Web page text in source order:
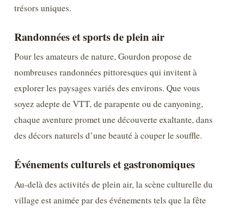
trésors uniques.
Randonnées et sports de plein air
Pour les amateurs de nature, Gourdon propose de
nombreuses randonnées pittoresques qui invitent à
explorer les paysages variés des environs. Que vous
soyez adepte de VTT, de parapente ou de canyoning,
chaque aventure promet une découverte exaltante, dans
des décors naturels d’une beauté à couper le souffle.
Événements culturels et gastronomiques
Au-delà des activités de plein air, la scène culturelle du
village est animée par des événements tels que la fête